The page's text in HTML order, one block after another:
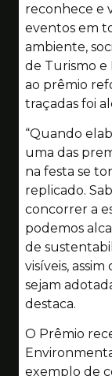
reconhece e
eventos em
ambiente,
de Turismo e
ao prêmio
traçadas foi
“Quando
uma das
na festa se
replicado.
concorrer a
podemos
de
visíveis,
sejam
destaca.
O Prêmio
exemplo de